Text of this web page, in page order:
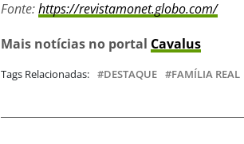
Fonte:https://revistamonet.globo.com/
Mais notícias no portal Cavalus
Tags Relacionadas: DESTAQUE FAMÍLIA REAL